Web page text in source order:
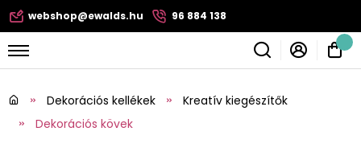
webshop@ewalds.hu 96 884 138
Dekorációs kellékek
Kreatív kiegészítők
Dekorációs kövek